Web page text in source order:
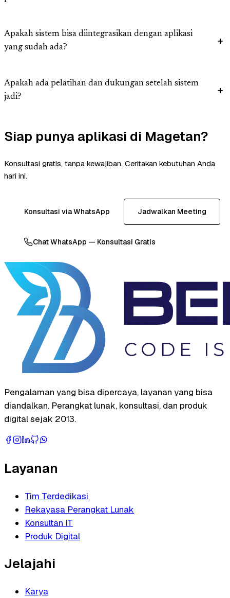
Apakah sistem bisa diintegrasikan dengan aplikasi
yang sudah ada?
Apakah ada pelatihan dan dukungan setelah sistem
jadi?
Siap punya aplikasi di Magetan?
Konsultasi gratis, tanpa kewajiban. Ceritakan kebutuhan Anda
hari ini.
Konsultasi via WhatsApp Jadwalkan Meeting
Chat WhatsApp — Konsultasi Gratis
Pengalaman yang bisa dipercaya, layanan yang bisa
diandalkan. Perangkat lunak, konsultasi, dan produk
digital sejak 2013.
Layanan
Tim Terdedikasi
Rekayasa Perangkat Lunak
Konsultan IT
Produk Digital
Jelajahi
Karya